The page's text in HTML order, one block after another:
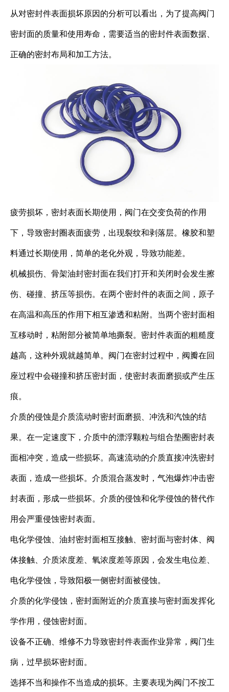
从对密封件表面损坏原因的分析可以看出，为了提高阀门
密封面的质量和使用寿命，需要适当的密封件表面数据、
正确的密封布局和加工方法。
疲劳损坏，密封表面长期使用，阀门在交变负荷的作用
下，导致密封圈表面疲劳，出现裂纹和剥落层。橡胶和塑
料通过长期使用，简单的老化外观，导致功能差。
机械损伤、骨架油封密封面在我们打开和关闭时会发生擦
伤、碰撞、挤压等损伤。在两个密封件的表面之间，原子
在高温和高压的作用下相互渗透和粘附。当两个密封面相
互移动时，粘附部分被简单地撕裂。密封件表面的粗糙度
越高，这种外观就越简单。阀门在密封过程中，阀瓣在回
座过程中会碰撞和挤压密封面，使密封表面磨损或产生压
痕。
介质的侵蚀是介质流动时密封面磨损、冲洗和汽蚀的结
果。在一定速度下，介质中的漂浮颗粒与组合垫圈密封表
面相冲突，造成一些损坏。高速流动的介质直接冲洗密封
表面，造成一些损坏。介质混合蒸发时，气泡爆炸冲击密
封表面，形成一些损坏。介质的侵蚀和化学侵蚀的替代作
用会严重侵蚀密封表面。
电化学侵蚀、油封密封面相互接触、密封面与密封体、阀
体接触、介质浓度差、氧浓度差等原因，会发生电位差、
电化学侵蚀，导致阳极一侧密封面被侵蚀。
介质的化学侵蚀，密封面附近的介质直接与密封面发挥化
学作用，侵蚀密封面。
设备不正确、维修不力导致密封件表面作业异常，阀门生
病，过早损坏密封面。
选择不当和操作不当造成的损坏。主要表现为阀门不按工